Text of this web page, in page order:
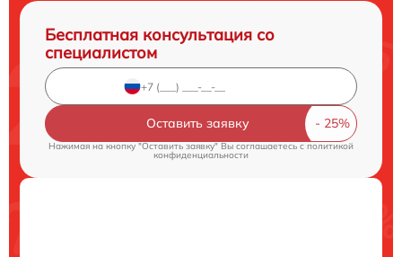
Бесплатная консультация со
специалистом
Оставить заявку
Нажимая на кнопку "Оставить заявку" Вы соглашаетесь cполитикой
конфиденциальности